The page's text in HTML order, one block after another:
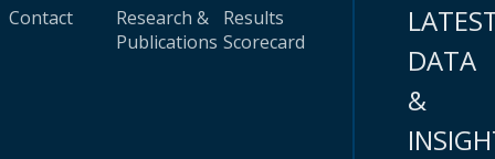
Contact
Research &
Publications
Results
Scorecard
DATA
&